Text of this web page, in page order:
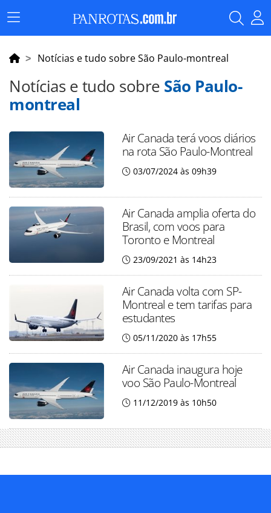
Menu
Principal
Notícias e tudo sobre São Paulo-montreal
Notícias e tudo sobre São Paulo-
montreal
Air Canada terá voos diários
na rota São Paulo-Montreal
03/07/2024 às 09h39
Air Canada amplia oferta do
Brasil, com voos para
Toronto e Montreal
23/09/2021 às 14h23
Air Canada volta com SP-
Montreal e tem tarifas para
estudantes
05/11/2020 às 17h55
Air Canada inaugura hoje
voo São Paulo-Montreal
11/12/2019 às 10h50